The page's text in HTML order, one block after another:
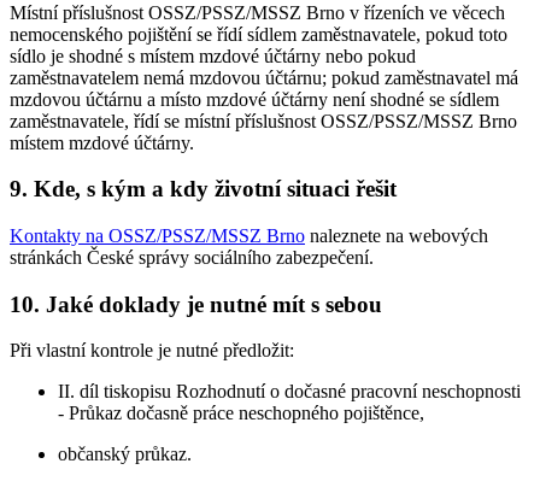
Místní příslušnost OSSZ/PSSZ/MSSZ Brno v řízeních ve věcech
nemocenského pojištění se řídí sídlem zaměstnavatele, pokud toto
sídlo je shodné s místem mzdové účtárny nebo pokud
zaměstnavatelem nemá mzdovou účtárnu; pokud zaměstnavatel má
mzdovou účtárnu a místo mzdové účtárny není shodné se sídlem
zaměstnavatele, řídí se místní příslušnost OSSZ/PSSZ/MSSZ Brno
místem mzdové účtárny.
9. Kde, s kým a kdy životní situaci řešit
Kontakty na OSSZ/PSSZ/MSSZ Brno naleznete na webových
stránkách České správy sociálního zabezpečení.
10. Jaké doklady je nutné mít s sebou
Při vlastní kontrole je nutné předložit:
II. díl tiskopisu Rozhodnutí o dočasné pracovní neschopnosti
- Průkaz dočasně práce neschopného pojištěnce,
občanský průkaz.